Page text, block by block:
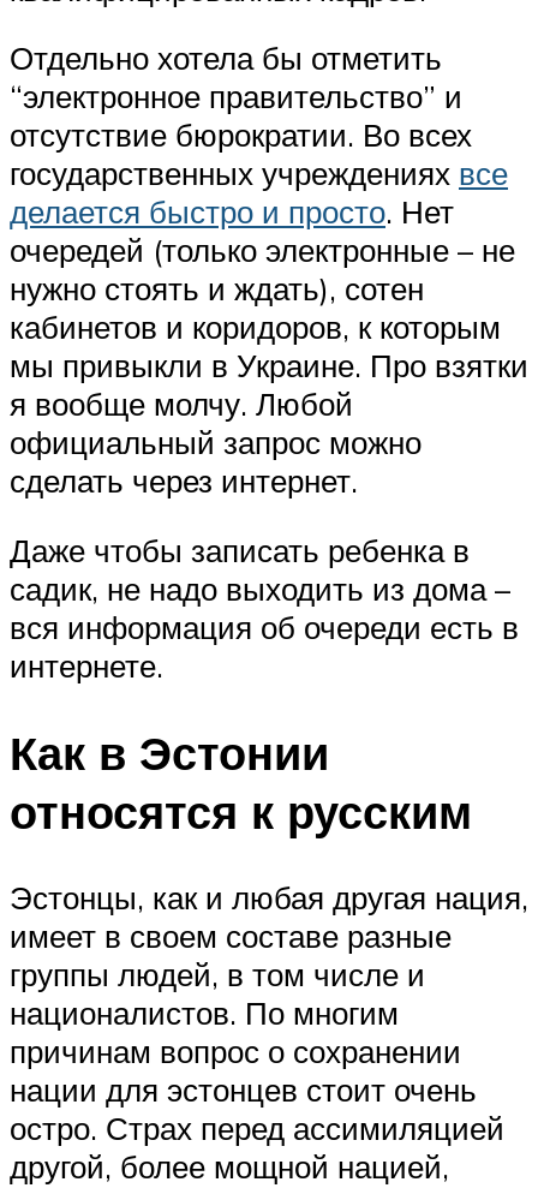
Отдельно хотела бы отметить
“электронное правительство” и
отсутствие бюрократии. Во всех
государственных учреждениях все
делается быстро и просто. Нет
очередей (только электронные – не
нужно стоять и ждать), сотен
кабинетов и коридоров, к которым
мы привыкли в Украине. Про взятки
я вообще молчу. Любой
официальный запрос можно
сделать через интернет.
Даже чтобы записать ребенка в
садик, не надо выходить из дома –
вся информация об очереди есть в
интернете.
Как в Эстонии
относятся к русским
Эстонцы, как и любая другая нация,
имеет в своем составе разные
группы людей, в том числе и
националистов. По многим
причинам вопрос о сохранении
нации для эстонцев стоит очень
остро. Страх перед ассимиляцией
другой, более мощной нацией,